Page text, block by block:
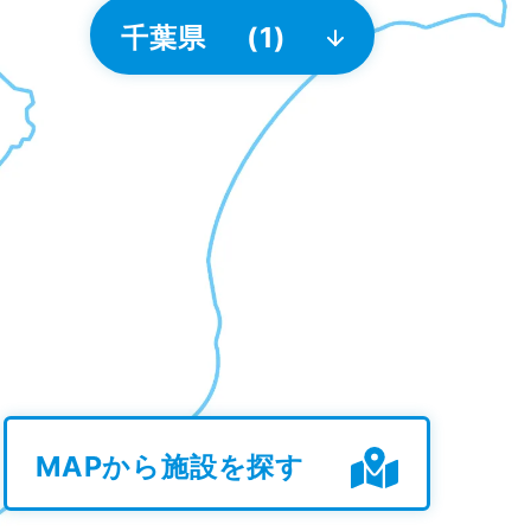
千葉県 (1)
MAPから施設を探す